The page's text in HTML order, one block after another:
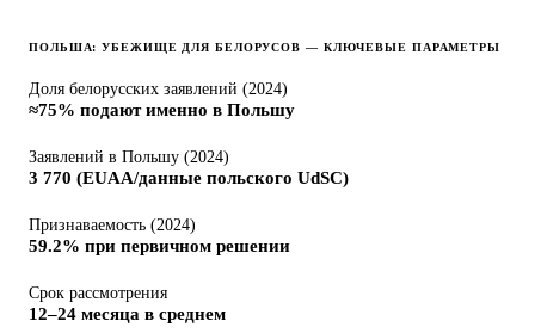
ПОЛЬША: УБЕЖИЩЕ ДЛЯ БЕЛОРУСОВ — КЛЮЧЕВЫЕ ПАРАМЕТРЫ
Доля белорусских заявлений (2024)
≈75% подают именно в Польшу
Заявлений в Польшу (2024)
3 770 (EUAA/данные польского UdSC)
Признаваемость (2024)
59.2% при первичном решении
Срок рассмотрения
12–24 месяца в среднем